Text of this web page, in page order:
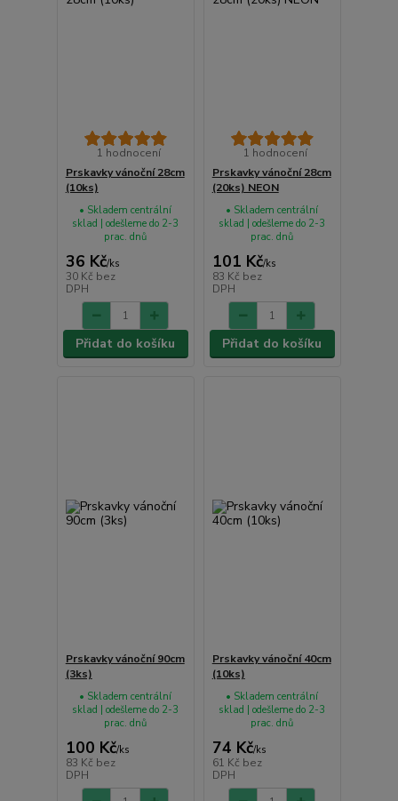
1 hodnocení
Prskavky vánoční 28cm
(10ks)
36 Kč/ks
30 Kč bez
DPH
• Skladem centrální
sklad | odešleme do 2-3
prac. dnů
Přidat do košíku
1 hodnocení
Prskavky vánoční 28cm
(20ks) NEON
101 Kč/ks
83 Kč bez
DPH
• Skladem centrální
sklad | odešleme do 2-3
prac. dnů
Přidat do košíku
Prskavky vánoční 90cm
(3ks)
100 Kč/ks
83 Kč bez
DPH
• Skladem centrální
sklad | odešleme do 2-3
prac. dnů
Prskavky vánoční 40cm
(10ks)
74 Kč/ks
61 Kč bez
DPH
• Skladem centrální
sklad | odešleme do 2-3
prac. dnů